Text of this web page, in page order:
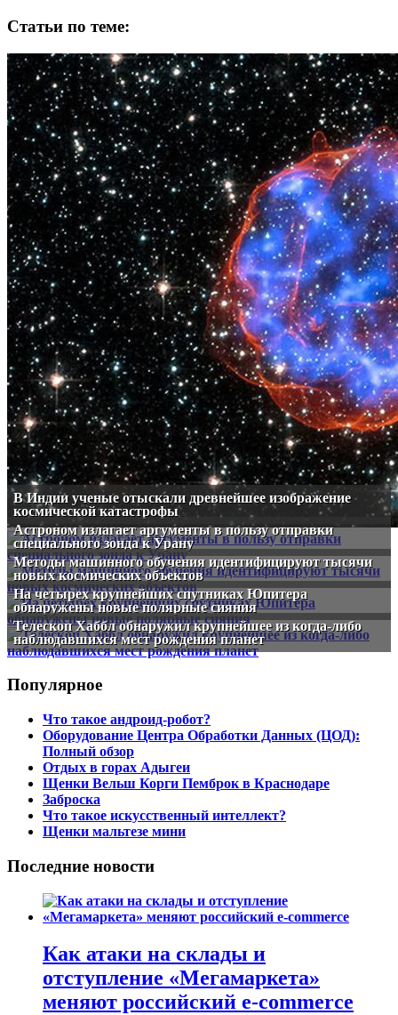
Статьи по теме:
В Индии ученые отыскали древнейшее изображение
космической катастрофы
Астроном излагает аргументы в пользу отправки
специального зонда к Урану
Методы машинного обучения идентифицируют тысячи
новых космических объектов
На четырех крупнейших спутниках Юпитера
обнаружены новые полярные сияния
Телескоп Хаббл обнаружил крупнейшее из когда-либо
наблюдавшихся мест рождения планет
Популярное
Что такое андроид-робот?
Оборудование Центра Обработки Данных (ЦОД):
Полный обзор
Отдых в горах Адыгеи
Щенки Вельш Корги Пемброк в Краснодаре
Заброска
Что такое искусственный интеллект?
Щенки мальтезе мини
Последние новости
Как атаки на склады и
отступление «Мегамаркета»
меняют российский e-commerce